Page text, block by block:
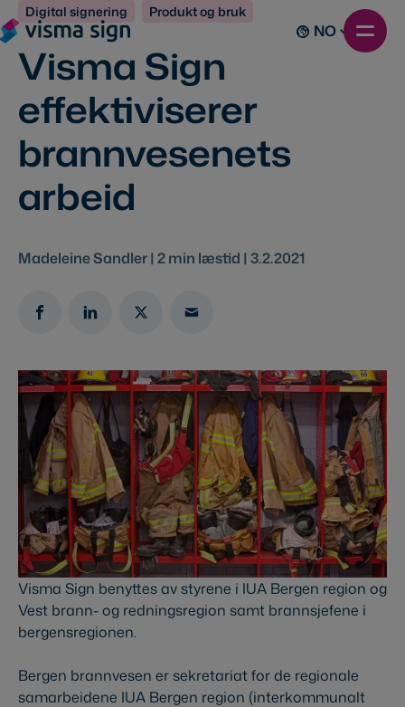
NO
Digital signering Produkt og bruk
Visma Sign
effektiviserer
brannvesenets
arbeid
Madeleine Sandler | 2min læstid | 3.2.2021
Visma Sign benyttes av styrene i IUA Bergen region og
Vest brann- og redningsregion samt brannsjefene i
bergensregionen.
Bergen brannvesen er sekretariat for de regionale
samarbeidene IUA Bergen region (interkommunalt